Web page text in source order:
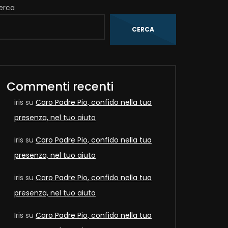
CERCA
Commenti recenti
iris su Caro Padre Pio, confido nella tua
presenza, nel tuo aiuto
iris su Caro Padre Pio, confido nella tua
presenza, nel tuo aiuto
iris su Caro Padre Pio, confido nella tua
presenza, nel tuo aiuto
Iris su Caro Padre Pio, confido nella tua